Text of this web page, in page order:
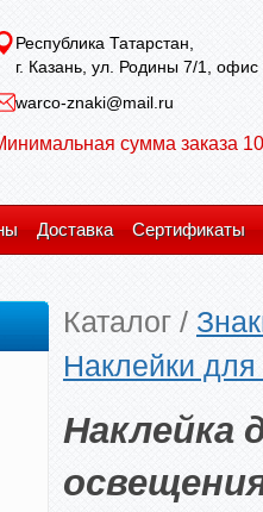
Республика Татарстан,
г. Казань, ул. Родины 7/1, офис
warco-znaki@mail.ru
сумма заказа
Доставка Сертификаты
Каталог /
Наклейки
Наклейка